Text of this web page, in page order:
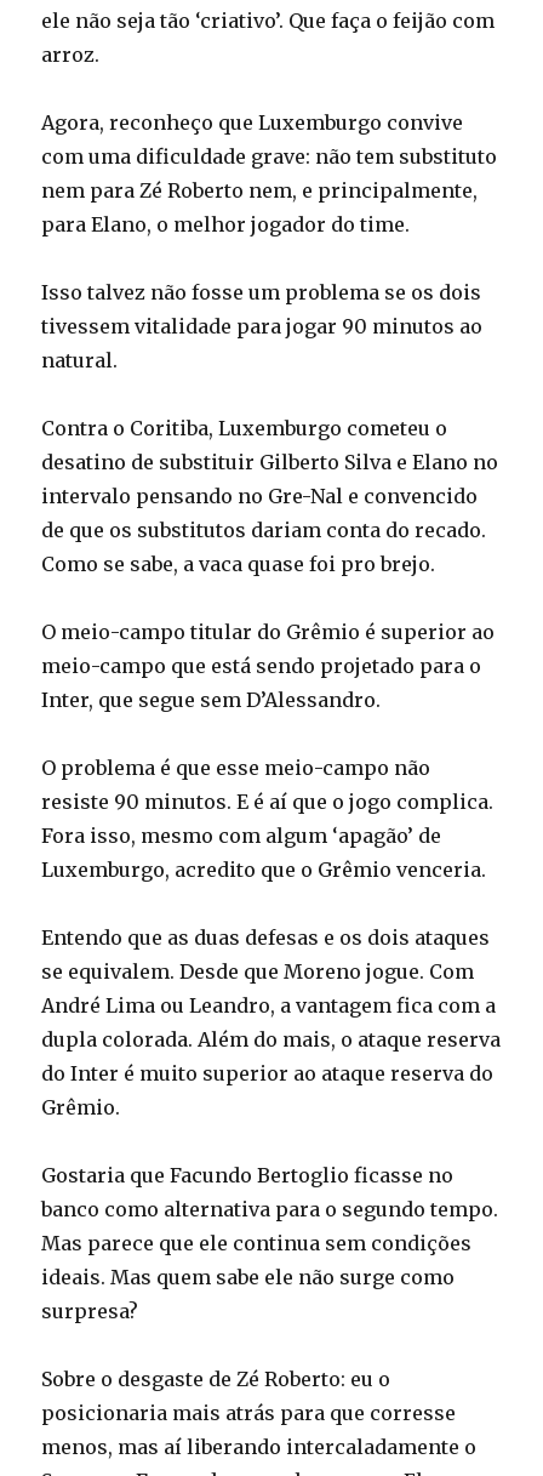
ele não seja tão ‘criativo’. Que faça o feijão com
arroz.
Agora, reconheço que Luxemburgo convive
com uma dificuldade grave: não tem substituto
nem para Zé Roberto nem, e principalmente,
para Elano, o melhor jogador do time.
Isso talvez não fosse um problema se os dois
tivessem vitalidade para jogar 90 minutos ao
natural.
Contra o Coritiba, Luxemburgo cometeu o
desatino de substituir Gilberto Silva e Elano no
intervalo pensando no Gre-Nal e convencido
de que os substitutos dariam conta do recado.
Como se sabe, a vaca quase foi pro brejo.
O meio-campo titular do Grêmio é superior ao
meio-campo que está sendo projetado para o
Inter, que segue sem D’Alessandro.
O problema é que esse meio-campo não
resiste 90 minutos. E é aí que o jogo complica.
Fora isso, mesmo com algum ‘apagão’ de
Luxemburgo, acredito que o Grêmio venceria.
Entendo que as duas defesas e os dois ataques
se equivalem. Desde que Moreno jogue. Com
André Lima ou Leandro, a vantagem fica com a
dupla colorada. Além do mais, o ataque reserva
do Inter é muito superior ao ataque reserva do
Grêmio.
Gostaria que Facundo Bertoglio ficasse no
banco como alternativa para o segundo tempo.
Mas parece que ele continua sem condições
ideais. Mas quem sabe ele não surge como
surpresa?
Sobre o desgaste de Zé Roberto: eu o
posicionaria mais atrás para que corresse
menos, mas aí liberando intercaladamente o